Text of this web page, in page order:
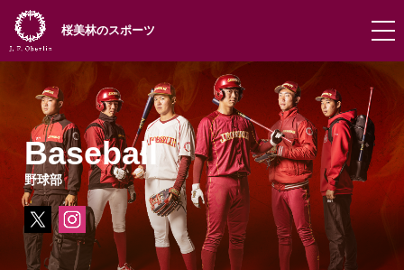
桜美林のスポーツ
Baseball
野球部